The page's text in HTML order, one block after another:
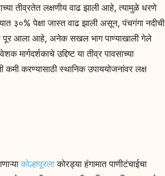
तीव्रतेत लक्षणीय वाढ झाली आहे, त्यामुळे धरणे
३०% पेक्षा जास्त वाढ झाली असून, पंचगंगा नदीची
पूर आला आहे, अनेक सखल भाग पाण्याखाली गेले
उद्दिष्ट या तीव्र पावसाच्या
कमी करण्यासाठी स्थानिक उपाययोजनांवर लक्ष
कोल्हापूरलाकोरड्या हंगामात पाणीटंचाईचा